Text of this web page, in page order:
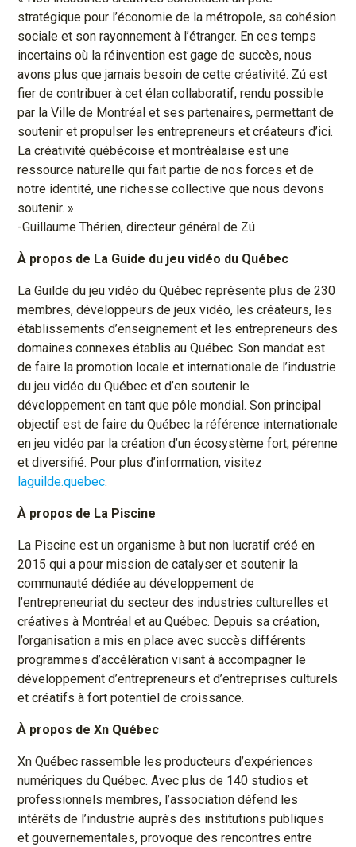
stratégique pour l’économie de la métropole, sa cohésion
sociale et son rayonnement à l’étranger. En ces temps
incertains où la réinvention est gage de succès, nous
avons plus que jamais besoin de cette créativité. Zú est
fier de contribuer à cet élan collaboratif, rendu possible
par la Ville de Montréal et ses partenaires, permettant de
soutenir et propulser les entrepreneurs et créateurs d’ici.
La créativité québécoise et montréalaise est une
ressource naturelle qui fait partie de nos forces et de
notre identité, une richesse collective que nous devons
soutenir. »
-Guillaume Thérien, directeur général de Zú
À propos de La Guide du jeu vidéo du Québec
La Guilde du jeu vidéo du Québec représente plus de 230
membres, développeurs de jeux vidéo, les créateurs, les
établissements d’enseignement et les entrepreneurs des
domaines connexes établis au Québec. Son mandat est
de faire la promotion locale et internationale de l’industrie
du jeu vidéo du Québec et d’en soutenir le
développement en tant que pôle mondial. Son principal
objectif est de faire du Québec la référence internationale
en jeu vidéo par la création d’un écosystème fort, pérenne
et diversifié. Pour plus d’information, visitez
laguilde.quebec.
À propos de La Piscine
La Piscine est un organisme à but non lucratif créé en
2015 qui a pour mission de catalyser et soutenir la
communauté dédiée au développement de
l’entrepreneuriat du secteur des industries culturelles et
créatives à Montréal et au Québec. Depuis sa création,
l’organisation a mis en place avec succès différents
programmes d’accélération visant à accompagner le
développement d’entrepreneurs et d’entreprises culturels
et créatifs à fort potentiel de croissance.
À propos de Xn Québec
Xn Québec rassemble les producteurs d’expériences
numériques du Québec. Avec plus de 140 studios et
professionnels membres, l’association défend les
intérêts de l’industrie auprès des institutions publiques
et gouvernementales, provoque des rencontres entre